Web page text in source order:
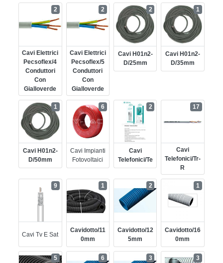
Cavi Elettrici
Pecsoflex/4
Conduttori
Con
Gialloverde
2
Cavi Elettrici
Pecsoflex/5
Conduttori
Con
Gialloverde
2
Cavi H01n2-
D/25mm
2
Cavi H01n2-
D/35mm
1
Cavi H01n2-
D/50mm
1
Cavi Impianti
Fotovoltaici
6
Cavi
Telefonici/te
2
Cavi
Telefonici/tr-
R
17
Cavi Tv E Sat
9
Cavidotto/11
0mm
1
Cavidotto/12
5mm
2
Cavidotto/16
0mm
1
5 6 3 3